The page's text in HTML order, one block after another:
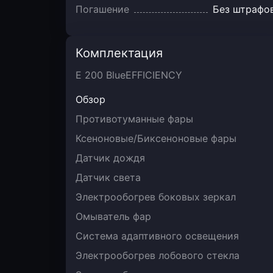
Погашение Без
Комплектация
E 200 BlueEFFICIENCY
Обзор
Противотуманные фары
Ксеноновые/Биксеноновые фары
Датчик дождя
Датчик света
Электрообогрев боковых зеркал
Омыватель фар
Система адаптивного освещения
Электрообогрев лобового стекла